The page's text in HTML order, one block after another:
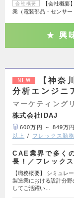
会社概要
【会社概
業（電装部品・センサ
興
NEW
【神奈
分析エンジニ
マーケティング
株式会社IDAJ
600万円 ～ 849万円
以上
フレックス勤務
CAE業界で多く
長！／フレック
【職務概要】 シミュレ
製造業における設計分
してご活躍い…